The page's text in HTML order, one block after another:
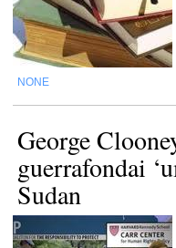
NONE
George
guerrafondai
Sudan